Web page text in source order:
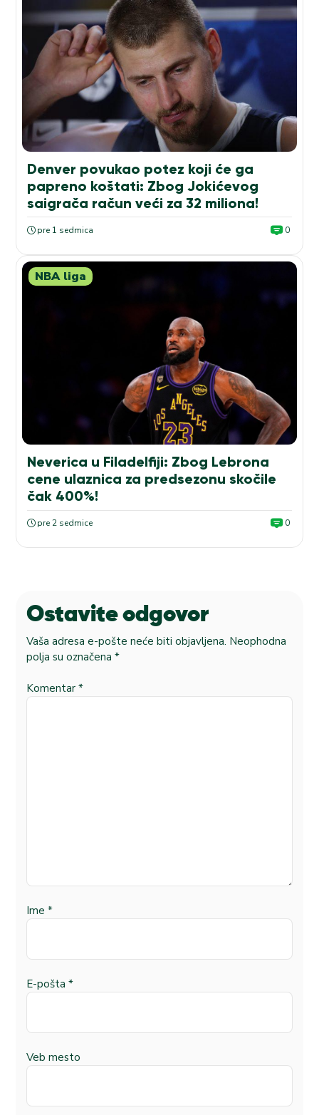
Denver povukao potez koji će ga
papreno koštati: Zbog Jokićevog
saigrača račun veći za 32 miliona!
pre 1 sedmica 0
NBA liga
Neverica u Filadelfiji: Zbog Lebrona
cene ulaznica za predsezonu skočile
čak 400%!
pre 2 sedmice 0
Ostavite odgovor
Vaša adresa e-pošte neće biti objavljena. Neophodna
polja su označena *
Komentar *
Ime *
E-pošta *
Veb mesto